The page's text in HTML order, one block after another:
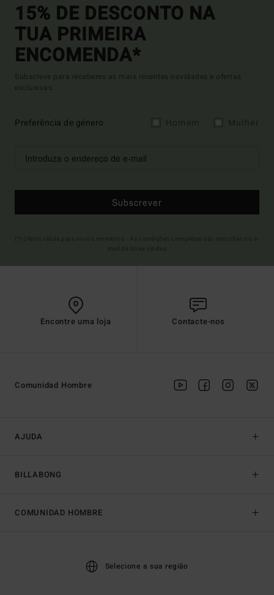
15% DE DESCONTO NA
TUA PRIMEIRA
ENCOMENDA*
Subscreve para receberes as mais recentes novidades e ofertas
exclusivas.
Preferência de género
Subscrever
Encontre uma loja Contacte-nos
AJUDA
BILLABONG
Comunidad Hombre
COMUNIDAD HOMBRE
Selecione a sua região